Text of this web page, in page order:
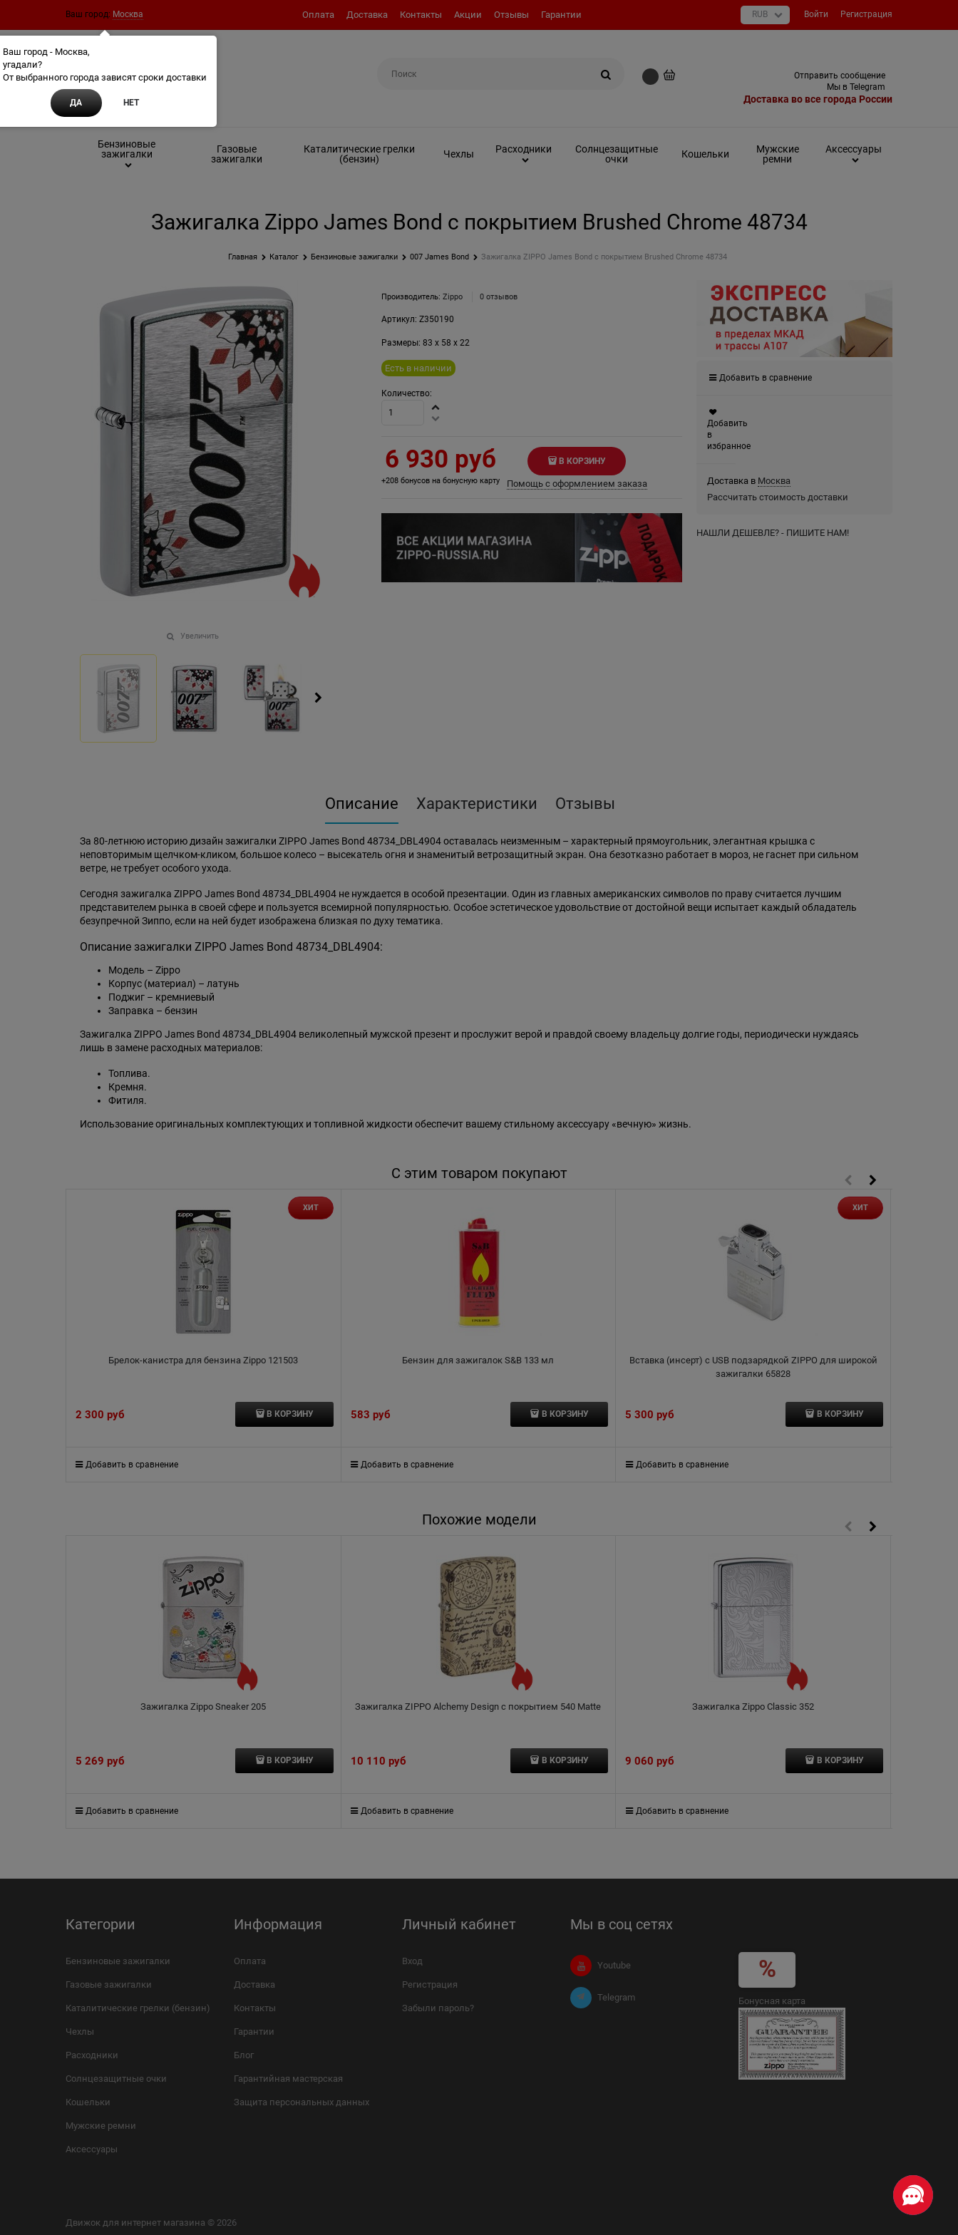
Ваш город: Москва Оплата Доставка Контакты Акции Отзывы Гарантии Войти Регистрация
Отправить сообщение
Мы в Telegram
Доставка во все города России
Бензиновые
зажигалки
Газовые
зажигалки
Каталитические грелки
(бензин)
Чехлы Расходники
Солнцезащитные
очки
Кошельки
Мужские
ремни
Аксессуары
Зажигалка Zippo James Bond с покрытием Brushed Chrome 48734
Главная Каталог Бензиновые зажигалки 007 James Bond Зажигалка ZIPPO James Bond с покрытием Brushed Chrome 48734
Увеличить
Производитель: Zippo 0 отзывов
Артикул: Z350190
Размеры: 83 x 58 x 22
Есть в наличии
Количество:
6 930 руб
+208 бонусов на бонусную карту
В КОРЗИНУ
Помощь с оформлением заказа
Добавить в сравнение
Добавить
в
избранное
Доставка в Москва
Рассчитать стоимость доставки
НАШЛИ ДЕШЕВЛЕ? - ПИШИТЕ НАМ!
Описание Характеристики Отзывы
За 80-летнюю историю дизайн зажигалки ZIPPO James Bond 48734_DBL4904 оставалась неизменным – характерный прямоугольник, элегантная крышка с
неповторимым щелчком-кликом, большое колесо – высекатель огня и знаменитый ветрозащитный экран. Она безотказно работает в мороз, не гаснет при сильном
ветре, не требует особого ухода.
Сегодня зажигалка ZIPPO James Bond 48734_DBL4904 не нуждается в особой презентации. Один из главных американских символов по праву считается лучшим
представителем рынка в своей сфере и пользуется всемирной популярностью. Особое эстетическое удовольствие от достойной вещи испытает каждый обладатель
безупречной Зиппо, если на ней будет изображена близкая по духу тематика.
Описание зажигалки ZIPPO James Bond 48734_DBL4904:
Модель – Zippo
Корпус (материал) – латунь
Поджиг – кремниевый
Заправка – бензин
Зажигалка ZIPPO James Bond 48734_DBL4904 великолепный мужской презент и прослужит верой и правдой своему владельцу долгие годы, периодически нуждаясь
лишь в замене расходных материалов:
Топлива.
Кремня.
Фитиля.
Использование оригинальных комплектующих и топливной жидкости обеспечит вашему стильному аксессуару «вечную» жизнь.
С этим товаром покупают
Брелок-канистра для бензина Zippo 121503
ХИТ
2 300 руб В КОРЗИНУ
Добавить в сравнение
Бензин для зажигалок S&B 133 мл
583 руб В КОРЗИНУ
Добавить в сравнение
Вставка (инсерт) с USB подзарядкой ZIPPO для широкой
зажигалки 65828
ХИТ
5 300 руб В КОРЗИНУ
Добавить в сравнение
Похожие модели
Зажигалка Zippo Sneaker 205
5 269 руб В КОРЗИНУ
Добавить в сравнение
Зажигалка ZIPPO Alchemy Design с покрытием 540 Matte
10 110 руб В КОРЗИНУ
Добавить в сравнение
Зажигалка Zippo Classic 352
9 060 руб В КОРЗИНУ
Добавить в сравнение
Категории
Бензиновые зажигалки
Газовые зажигалки
Каталитические грелки (бензин)
Чехлы
Расходники
Солнцезащитные очки
Кошельки
Мужские ремни
Аксессуары
Информация
Оплата
Доставка
Контакты
Гарантии
Блог
Гарантийная мастерская
Защита персональных данных
Личный кабинет
Вход
Регистрация
Забыли пароль?
Мы в соц сетях
Youtube
Telegram Бонусная карта
Движок для интернет магазина © 2026
Ваш город - Москва,
угадали?
От выбранного города зависят сроки доставки
ДА НЕТ